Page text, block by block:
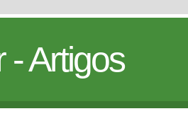
- Artigos